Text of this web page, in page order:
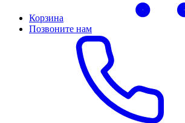
Корзина
Позвоните нам